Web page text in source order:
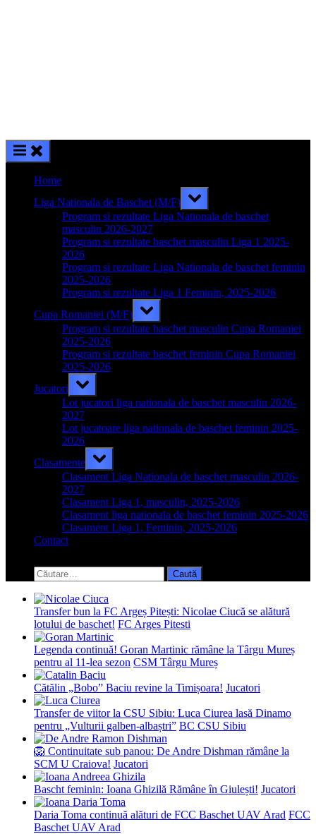
Home
Liga Nationala de Baschet (M/F)
Toggle
sub-
menu
Program si rezultate Liga Nationala de baschet
masculin 2026-2027
Program si rezultate baschet masculin Liga 1 2025-
2026
Program si rezultate Liga Nationala de baschet feminin
2025-2026
Program si rezultate Liga 1 Feminin, 2025-2026
Cupa Romaniei (M/F)
Toggle
sub-
menu
Program si rezultate baschet masculin Cupa Romaniei
2025-2026
Program si rezultate baschet feminin Cupa Romaniei
2025-2026
Jucatori
Toggle
sub-
menu
Lot jucatori liga nationala de baschet masculin 2026-
2027
Lot jucatoare liga nationala de baschet feminin 2025-
2026
Clasamente
Toggle
sub-
menu
Clasament Liga Nationala de baschet masculin 2026-
2027
Clasament Liga 1, masculin, 2025-2026
Clasament liga nationala de baschet feminin 2025-2026
Clasament Liga 1, Feminin, 2025-2026
Contact
search
form
Caută
după:
Transfer bun la FC Argeș Pitești: Nicolae Ciucă se alătură
lotului de baschet! FC Arges Pitesti
Legenda continuă! Goran Martinic rămâne la Târgu Mureș
pentru al 11-lea sezon CSM Târgu Mureș
Cătălin „Bobo” Baciu revine la Timișoara! Jucatori
Transfer de viitor la CSU Sibiu: Luca Ciurea lasă Dinamo
pentru „Vulturii galben-albaștri” BC CSU Sibiu
🦁 Continuitate sub panou: De Andre Dishman rămâne la
SCM U Craiova! Jucatori
Bascht feminin: Ioana Ghizilă Rămâne în Giulești! Jucatori
Daria Toma continuă alături de FCC Baschet UAV Arad FCC
Baschet UAV Arad